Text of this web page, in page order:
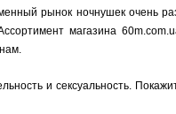
рынок ночнушек очень
магазина
и сексуальность.